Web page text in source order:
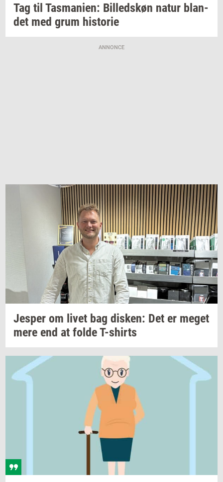
Tag til Tas­ma­ni­en: Bil­leds­køn natur blan­
det med grum hi­sto­rie
ANNONCE
Jes­per om livet bag di­sken: Det er meget
mere end at foldeT-​shirts